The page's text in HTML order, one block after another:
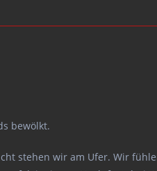
bewölkt.
stehen wir am Ufer. Wir